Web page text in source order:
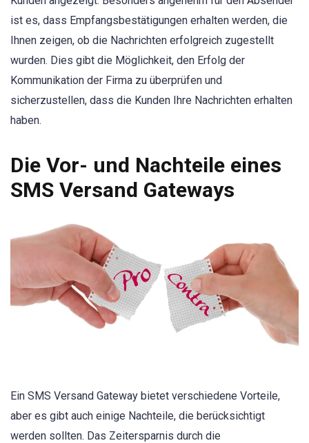
ist es, dass Empfangsbestätigungen erhalten werden, die
Ihnen zeigen, ob die Nachrichten erfolgreich zugestellt
wurden. Dies gibt die Möglichkeit, den Erfolg der
Kommunikation der Firma zu überprüfen und
sicherzustellen, dass die Kunden Ihre Nachrichten erhalten
haben.
Die Vor- und Nachteile eines
SMS Versand Gateways
Ein SMS Versand Gateway bietet verschiedene Vorteile,
aber es gibt auch einige Nachteile, die berücksichtigt
werden sollten. Das Zeitersparnis durch die